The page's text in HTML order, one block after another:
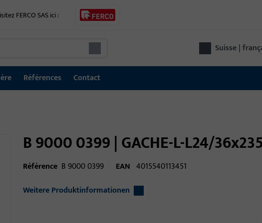
FERCO SAS ici :
Suisse |
Références Contact
B 9000 0399 | GACHE-L-L24/
Référence B 9000 0399 EAN 4015540113451
Weitere Produktinformationen